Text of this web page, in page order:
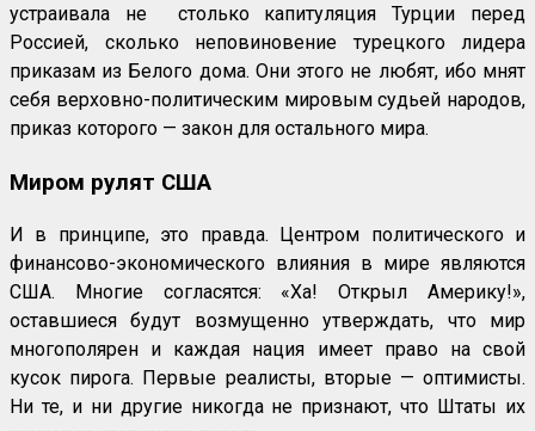
устраивала не столько капитуляция Турции перед
Россией, сколько неповиновение турецкого лидера
приказам из Белого дома. Они этого не любят, ибо мнят
себя верховно-политическим мировым судьей народов,
приказ которого — закон для остального мира.
Миром рулят США
И в принципе, это правда. Центром политического и
финансово-экономического влияния в мире являются
США. Многие согласятся: «Ха! Открыл Америку!»,
оставшиеся будут возмущенно утверждать, что мир
многополярен и каждая нация имеет право на свой
кусок пирога. Первые реалисты, вторые — оптимисты.
Ни те, и ни другие никогда не признают, что Штаты их